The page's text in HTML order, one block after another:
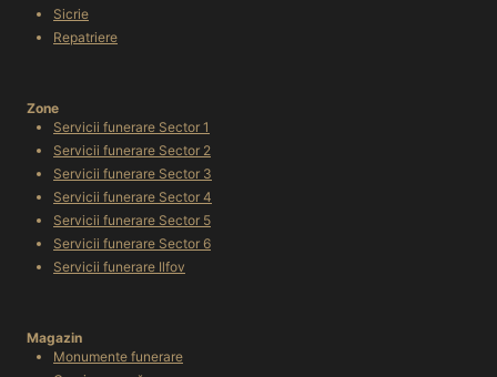
Sicrie
Repatriere
Zone
Servicii funerare Sector 1
Servicii funerare Sector 2
Servicii funerare Sector 3
Servicii funerare Sector 4
Servicii funerare Sector 5
Servicii funerare Sector 6
Servicii funerare Ilfov
Magazin
Monumente funerare